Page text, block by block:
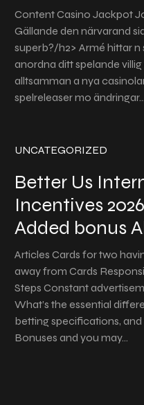
Content Casino Jackpot
Gällande den närvarand
superb?/h2> Armé hittar n
anordna ditt spelande
alltsamman a nya
spelreleaser mo ändringar…
UNCATEGORIZED
Better Us
Incentives
Added bonus
Articles Cards for two
away from Cards
Steps Constant
What’s the essential
betting specifications,
Bonuses and you may…